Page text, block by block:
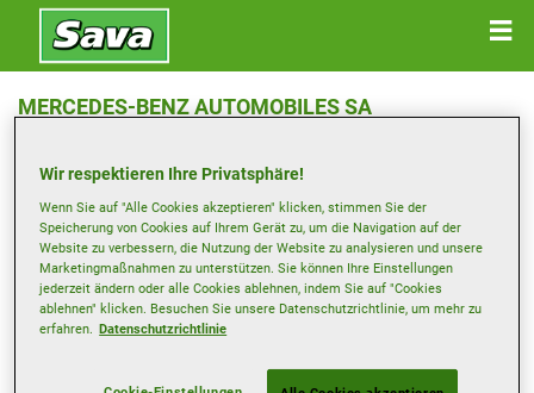
MERCEDES-BENZ AUTOMOBILES SA
Anfahrtsbeschreibung
Telefonnummer anzeigen
Wir respektieren Ihre Privatsphäre!
Wenn Sie auf "Alle Cookies akzeptieren" klicken, stimmen Sie der
Speicherung von Cookies auf Ihrem Gerät zu, um die Navigation auf der
Website zu verbessern, die Nutzung der Website zu analysieren und unsere
Marketingmaßnahmen zu unterstützen. Sie können Ihre Einstellungen
jederzeit ändern oder alle Cookies ablehnen, indem Sie auf "Cookies
ablehnen" klicken. Besuchen Sie unsere Datenschutzrichtlinie, um mehr zu
erfahren. Datenschutzrichtlinie